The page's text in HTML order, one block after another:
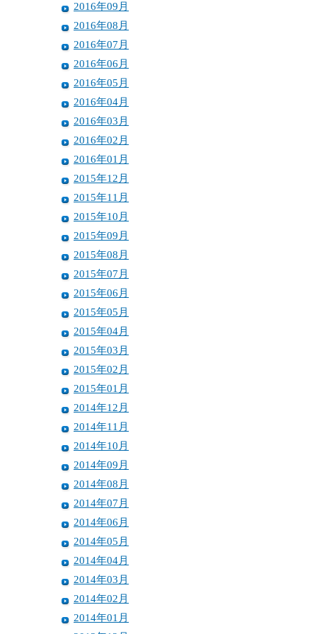
2016年09月
2016年08月
2016年07月
2016年06月
2016年05月
2016年04月
2016年03月
2016年02月
2016年01月
2015年12月
2015年11月
2015年10月
2015年09月
2015年08月
2015年07月
2015年06月
2015年05月
2015年04月
2015年03月
2015年02月
2015年01月
2014年12月
2014年11月
2014年10月
2014年09月
2014年08月
2014年07月
2014年06月
2014年05月
2014年04月
2014年03月
2014年02月
2014年01月